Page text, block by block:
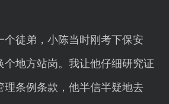
个徒弟，小陈当时刚考下保安
个地方站岗。我让他仔细研究证
理条例条款，他半信半疑地去